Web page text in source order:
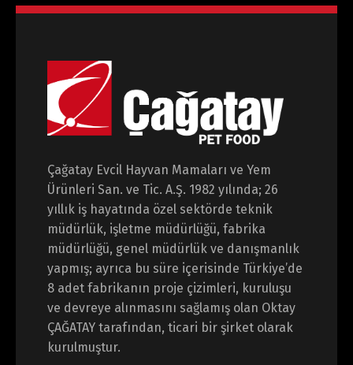
Çağatay Evcil Hayvan Mamaları ve Yem
Ürünleri San. ve Tic. A.Ş. 1982 yılında; 26
yıllık iş hayatında özel sektörde teknik
müdürlük, işletme müdürlüğü, fabrika
müdürlüğü, genel müdürlük ve danışmanlık
yapmış; ayrıca bu süre içerisinde Türkiye’de
8 adet fabrikanın proje çizimleri, kuruluşu
ve devreye alınmasını sağlamış olan Oktay
ÇAĞATAY tarafından, ticari bir şirket olarak
kurulmuştur.